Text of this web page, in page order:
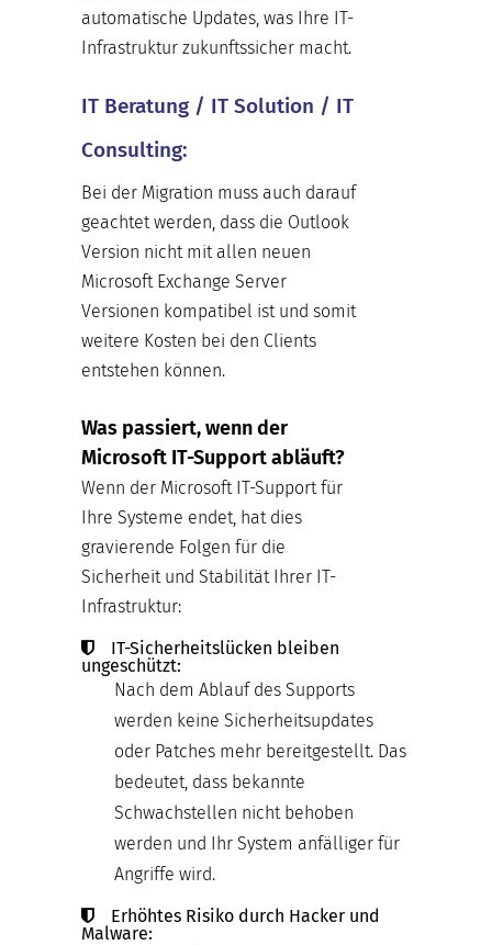
automatische Updates, was Ihre IT-
Infrastruktur zukunftssicher macht.
IT Beratung / IT Solution / IT
Consulting:
Bei der Migration muss auch darauf
geachtet werden, dass die Outlook
Version nicht mit allen neuen
Microsoft Exchange Server
Versionen kompatibel ist und somit
weitere Kosten bei den Clients
entstehen können.
Was passiert, wenn der
Microsoft IT-Support abläuft?
Wenn der Microsoft IT-Support für
Ihre Systeme endet, hat dies
gravierende Folgen für die
Sicherheit und Stabilität Ihrer IT-
Infrastruktur:
IT-Sicherheitslücken bleiben
ungeschützt:
Nach dem Ablauf des Supports
werden keine Sicherheitsupdates
oder Patches mehr bereitgestellt. Das
bedeutet, dass bekannte
Schwachstellen nicht behoben
werden und Ihr System anfälliger für
Angriffe wird.
Erhöhtes Risiko durch Hacker und
Malware: